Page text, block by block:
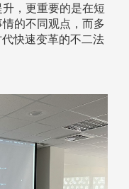
，更重要的是在短
的不同观点，而多
快速变革的不二法